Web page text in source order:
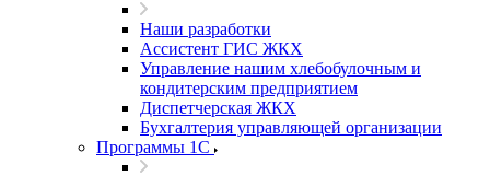
Наши разработки
Ассистент ГИС ЖКХ
Управление нашим хлебобулочным и
кондитерским предприятием
Диспетчерская ЖКХ
Бухгалтерия управляющей организации
Программы 1С